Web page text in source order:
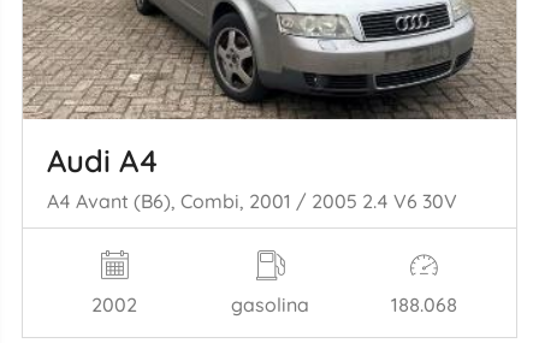
Audi A4
A4 Avant (B6), Combi, 2001 / 2005 2.4 V6 30V
2002 gasolina 188.068